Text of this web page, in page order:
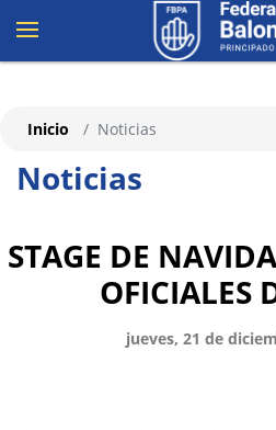
Noticias
Inicio Noticias
STAGE DE
OFICIALES
jueves, 21 de